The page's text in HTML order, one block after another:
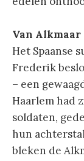
Van
Het Spaanse
Frederik
– een
Haarlem had
soldaten,
hun
bleken de